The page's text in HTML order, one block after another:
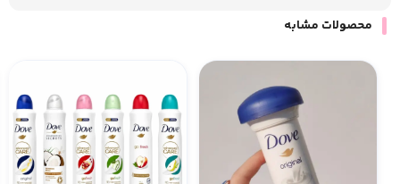
محصولات مشابه